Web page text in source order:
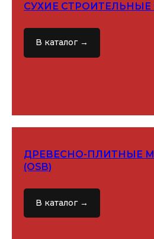
СУХИЕ СТРОИТЕЛЬНЫЕ
В каталог →
ДРЕВЕСНО-ПЛИТНЫЕ
(OSB)
В каталог →